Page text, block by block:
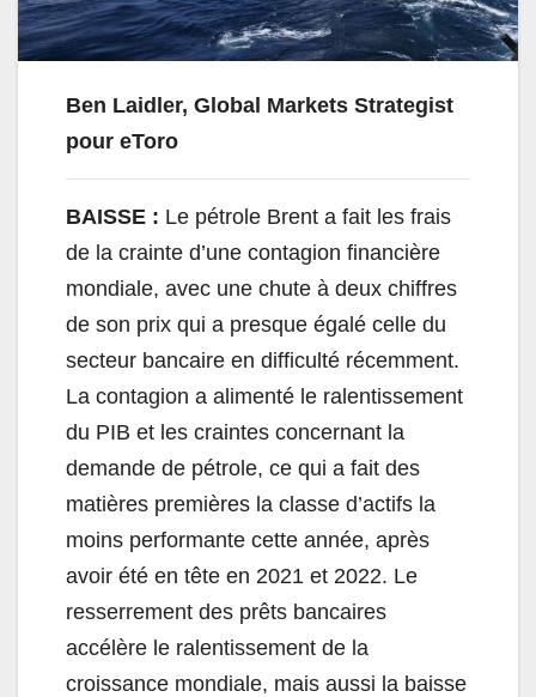
Ben Laidler, Global Markets Strategist
pour eToro
BAISSE : Le pétrole Brent a fait les frais
de la crainte d’une contagion financière
mondiale, avec une chute à deux chiffres
de son prix qui a presque égalé celle du
secteur bancaire en difficulté récemment.
La contagion a alimenté le ralentissement
du PIB et les craintes concernant la
demande de pétrole, ce qui a fait des
matières premières la classe d’actifs la
moins performante cette année, après
avoir été en tête en 2021 et 2022. Le
resserrement des prêts bancaires
accélère le ralentissement de la
croissance mondiale, mais aussi la baisse